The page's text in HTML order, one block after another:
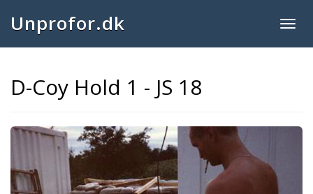
Unprofor.dk
D-Coy Hold 1 - JS 18
Previous